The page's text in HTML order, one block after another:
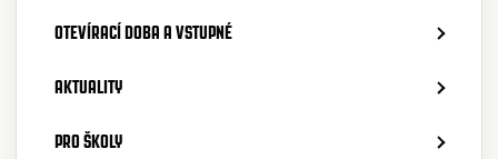
OTEVÍRACÍ DOBA A VSTUPNÉ
AKTUALITY
PRO ŠKOLY